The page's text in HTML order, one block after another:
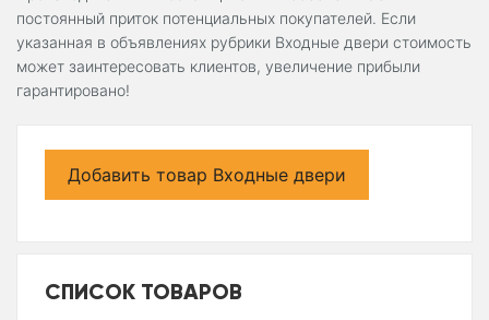
постоянный приток потенциальных покупателей. Если
указанная в объявлениях рубрики Входные двери стоимость
может заинтересовать клиентов, увеличение прибыли
гарантировано!
Добавить товар Входные двери
СПИСОК ТОВАРОВ